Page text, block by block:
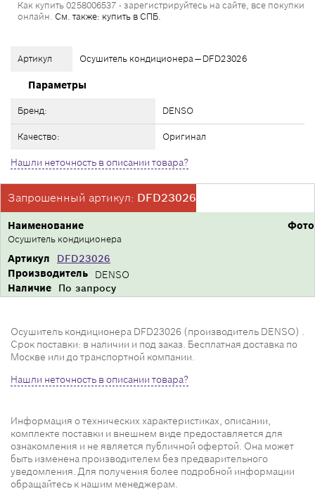
Артикул Осушитель кондиционера — DFD23026
Параметры
Бренд: DENSO
Качество: Оригинал
Нашли неточность в описании товара?
Как купить 0258006537 - зарегистрируйтесь на сайте, все покупки
онлайн. См. также: купить в СПБ.
Запрошенный артикул: DFD23026
Фото
Производитель DENSO
Артикул DFD23026
Наименование
Осушитель кондиционера
Наличие По запросу
Осушитель кондиционера DFD23026 (производитель DENSO) .
Срок поставки: в наличии и под заказ. Бесплатная доставка по
Москве или до транспортной компании.
Нашли неточность в описании товара?
Информация о технических характеристиках, описании,
комплекте поставки и внешнем виде предоставляется для
ознакомления и не является публичной офертой. Она может
быть изменена производителем без предварительного
уведомления. Для получения более подробной информации
обращайтесь к нашим менеджерам.